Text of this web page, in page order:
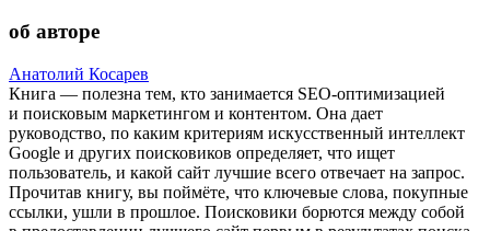
об авторе
Анатолий Косарев
Книга — полезна тем, кто занимается SEO-оптимизацией
и поисковым маркетингом и контентом. Она дает
руководство, по каким критериям искусственный интеллект
Google и других поисковиков определяет, что ищет
пользователь, и какой сайт лучшие всего отвечает на запрос.
Прочитав книгу, вы поймёте, что ключевые слова, покупные
ссылки, ушли в прошлое. Поисковики борются между собой